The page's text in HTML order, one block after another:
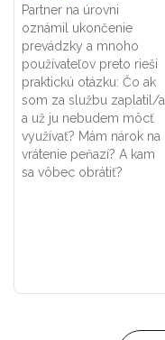
Partner na úrovni
oznámil ukončenie
prevádzky a mnoho
používateľov preto rieši
praktickú otázku: Čo ak
som za službu zaplatil/a
a už ju nebudem môcť
využívať? Mám nárok na
vrátenie peňazí? A kam
sa vôbec obrátiť?